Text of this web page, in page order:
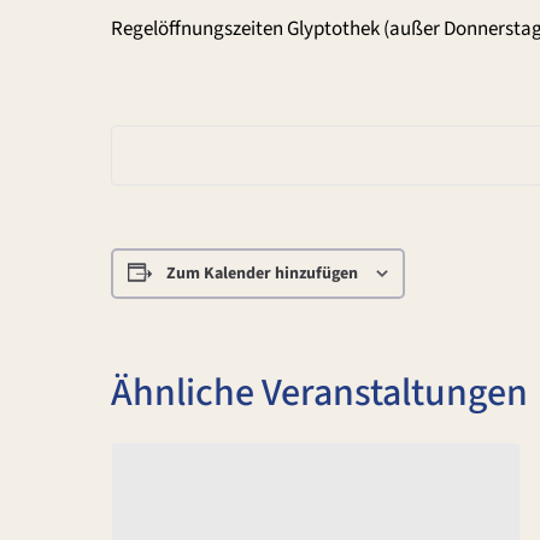
Regelöffnungszeiten Glyptothek (außer
Zum Kalender hinzufügen
Ähnliche Veranstaltungen